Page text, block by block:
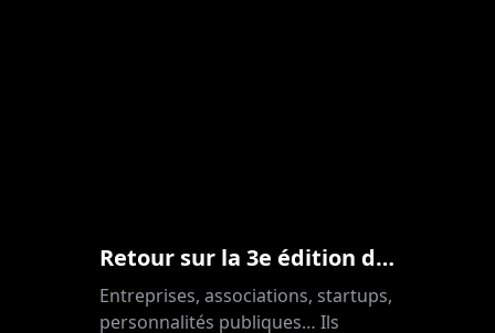
Retour sur la 3e édition de notre Future of Work & Inclusive Summit
Entreprises, associations, startups,
personnalités publiques… Ils